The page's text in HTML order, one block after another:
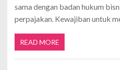
sama dengan badan hukum
perpajakan. Kewajiban untuk
READ MORE